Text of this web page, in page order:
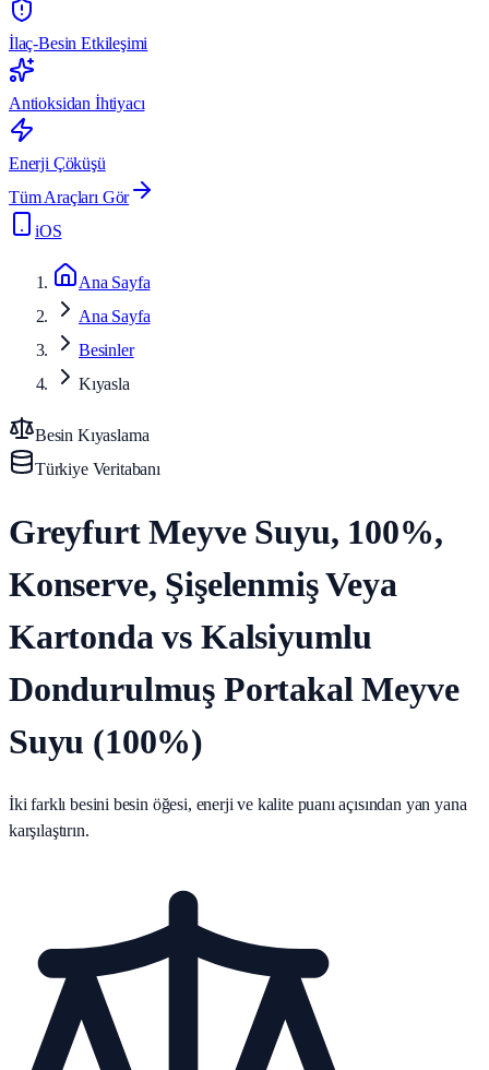
İlaç-Besin Etkileşimi
Antioksidan İhtiyacı
Enerji Çöküşü
Tüm Araçları Gör
iOS
Ana Sayfa
Ana Sayfa
Besinler
Kıyasla
Besin Kıyaslama
Türkiye Veritabanı
Greyfurt Meyve Suyu, 100%,
Konserve, Şişelenmiş Veya
Kartonda vs Kalsiyumlu
Dondurulmuş Portakal Meyve
Suyu (100%)
İki farklı besini besin öğesi, enerji ve kalite puanı açısından yan yana
karşılaştırın.